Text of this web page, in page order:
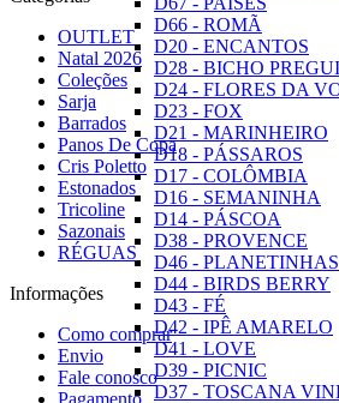
D66 - ROMÃ
D20 - ENCANTOS
D28 - BICHO
D24 - FLORES DA
D23 - FOX
D21 - MARINHEIRO
D18 - PÁSSAROS
D17 - COLÔMBIA
D16 - SEMANINHA
D14 - PÁSCOA
D38 - PROVENCE
D46 - PLANETINHAS
D44 - BIRDS BERRY
D43 - FÉ
D42 - IPÊ AMARELO
D41 - LOVE
D39 - PICNIC
D37 - TOSCANA
OUTLET
Natal 2026
Coleções
Sarja
Barrados
Panos De Copa
Cris Poletto
Estonados
Tricoline
Sazonais
RÉGUAS
Informações
Como comprar
Envio
Fale conosco
Pagamento